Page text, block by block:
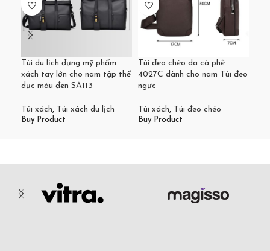
Túi du lịch đựng mỹ phẩm
xách tay lớn cho nam tập thể
dục màu đen SA113
Túi xách, Túi xách du lịch
Buy Product
Túi đeo chéo da cà phê
4027C dành cho nam Túi đeo
ngực
Túi xách, Túi đeo chéo
Buy Product